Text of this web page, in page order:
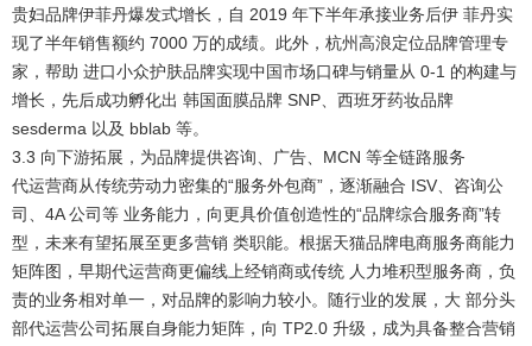
贵妇品牌伊菲丹爆发式增长，自 2019 年下半年承接业务后伊 菲丹实
现了半年销售额约 7000 万的成绩。此外，杭州高浪定位品牌管理专
家，帮助 进口小众护肤品牌实现中国市场口碑与销量从 0-1 的构建与
增长，先后成功孵化出 韩国面膜品牌 SNP、西班牙药妆品牌
sesderma 以及 bblab 等。
3.3 向下游拓展，为品牌提供咨询、广告、MCN 等全链路服务
代运营商从传统劳动力密集的“服务外包商”，逐渐融合 ISV、咨询公
司、4A 公司等 业务能力，向更具价值创造性的“品牌综合服务商”转
型，未来有望拓展至更多营销 类职能。 根据天猫品牌电商服务商能力
矩阵图，早期代运营商更偏线上经销商或传统 人力堆积型服务商，负
责的业务相对单一，对品牌的影响力较小。随行业的发展，大 部分头
部代运营公司拓展自身能力矩阵，向 TP2.0 升级，成为具备整合营销